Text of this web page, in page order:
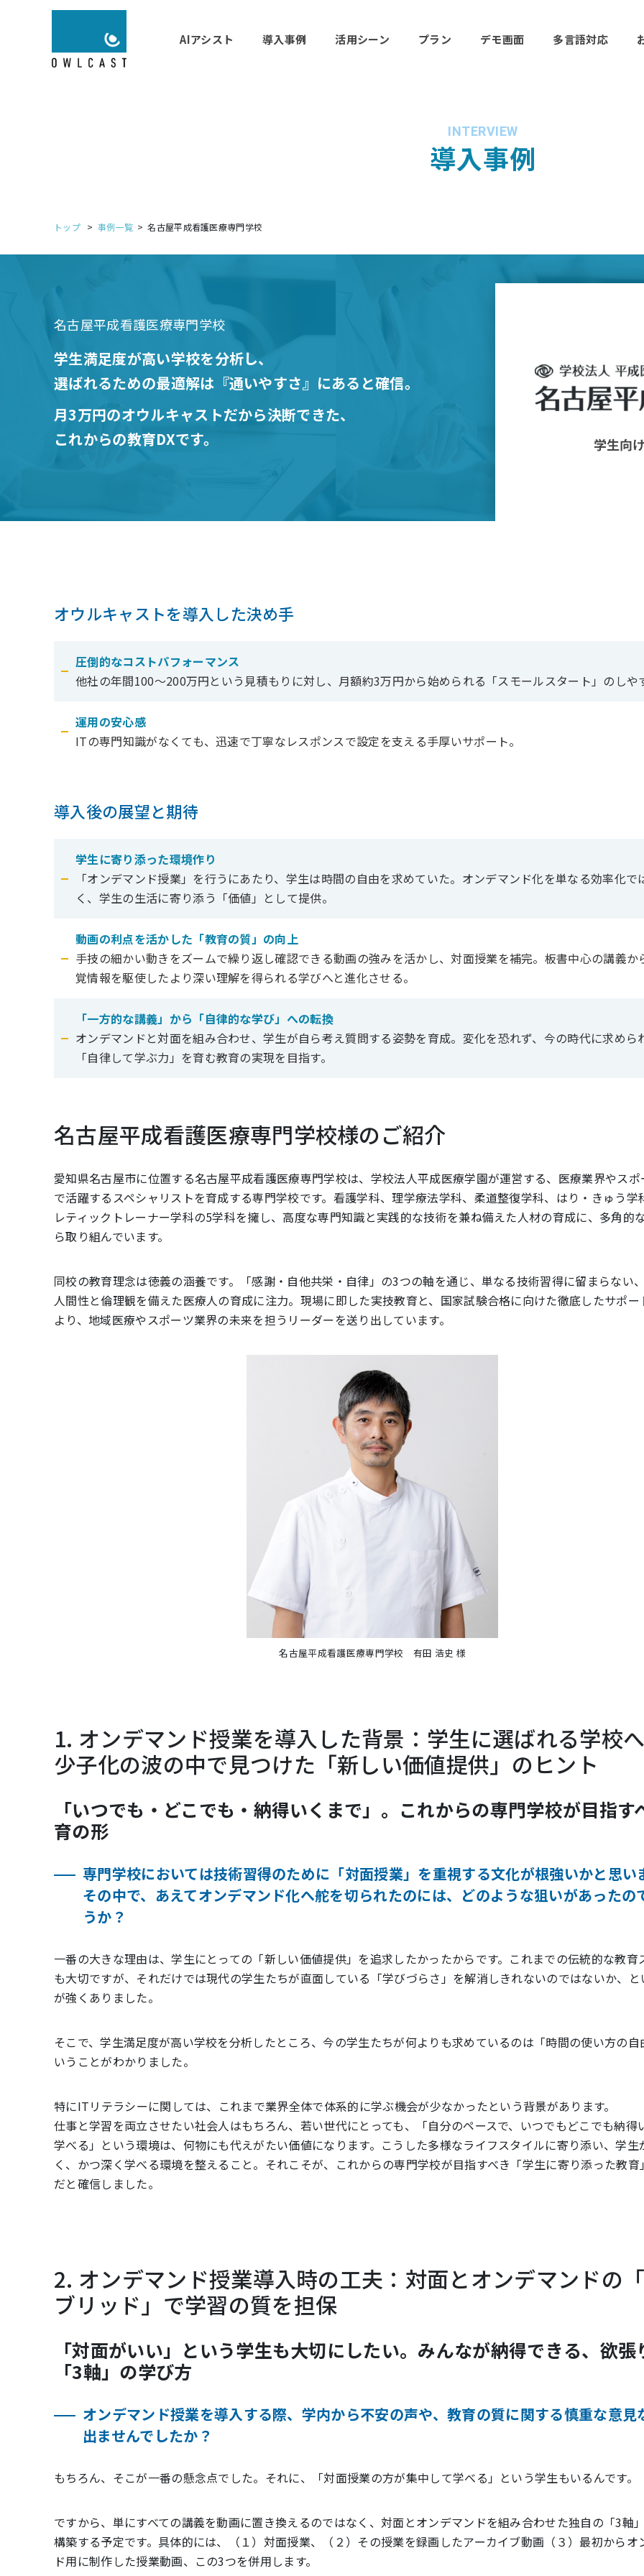
AIアシスト 導入事例 活用シーン プラン デモ画面 多言語対応
導入事例
INTERVIEW
トップ 事例一覧 名古屋平成看護医療専門学校
名古屋平成看護医療専門学校
学生満足度が高い学校を分析し、
選ばれるための最適解は『通いやすさ』にあると確信。
月3万円のオウルキャストだから決断できた、
これからの教育DXです。
オウルキャストを導入した決め手
圧倒的なコストパフォーマンス
他社の年間100〜200万円という見積もりに対し、月額約3万円から始められる「スモールスタート」のしや
運用の安心感
ITの専門知識がなくても、迅速で丁寧なレスポンスで設定を支える手厚いサポート。
導入後の展望と期待
学生に寄り添った環境作り
「オンデマンド授業」を行うにあたり、学生は時間の自由を求めていた。オンデマンド化を単なる効率化で
く、学生の生活に寄り添う「価値」として提供。
動画の利点を活かした「教育の質」の向上
手技の細かい動きをズームで繰り返し確認できる動画の強みを活かし、対面授業を補完。板書中心の講義か
覚情報を駆使したより深い理解を得られる学びへと進化させる。
「一方的な講義」から「自律的な学び」への転換
オンデマンドと対面を組み合わせ、学生が自ら考え質問する姿勢を育成。変化を恐れず、今の時代に求めら
「自律して学ぶ力」を育む教育の実現を目指す。
名古屋平成看護医療専門学校様のご紹介
愛知県名古屋市に位置する名古屋平成看護医療専門学校は、学校法人平成医療学園が運営する、医療業界やス
で活躍するスペシャリストを育成する専門学校です。看護学科、理学療法学科、柔道整復学科、はり・きゅう学
レティックトレーナー学科の5学科を擁し、高度な専門知識と実践的な技術を兼ね備えた人材の育成に、多角的
ら取り組んでいます。
同校の教育理念は徳義の涵養です。「感謝・自他共栄・自律」の3つの軸を通じ、単なる技術習得に留まらない
人間性と倫理観を備えた医療人の育成に注力。現場に即した実技教育と、国家試験合格に向けた徹底したサポー
より、地域医療やスポーツ業界の未来を担うリーダーを送り出しています。
名古屋平成看護医療専門学校 有田 浩史 様
1. オンデマンド授業を導入した背景：学生に選ばれる学校
少子化の波の中で見つけた「新しい価値提供」のヒント
「いつでも・どこでも・納得いくまで」。これからの専門学校が目指す
育の形
専門学校においては技術習得のために「対面授業」を重視する文化が根強いかと思い
その中で、あえてオンデマンド化へ舵を切られたのには、どのような狙いがあったの
うか？
一番の大きな理由は、学生にとっての「新しい価値提供」を追求したかったからです。これまでの伝統的な教育
も大切ですが、それだけでは現代の学生たちが直面している「学びづらさ」を解消しきれないのではないか、
が強くありました。
そこで、学生満足度が高い学校を分析したところ、今の学生たちが何よりも求めているのは「時間の使い方の自
いうことがわかりました。
特にITリテラシーに関しては、これまで業界全体で体系的に学ぶ機会が少なかったという背景があります。
仕事と学習を両立させたい社会人はもちろん、若い世代にとっても、「自分のペースで、いつでもどこでも納得
学べる」という環境は、何物にも代えがたい価値になります。こうした多様なライフスタイルに寄り添い、学生
く、かつ深く学べる環境を整えること。それこそが、これからの専門学校が目指すべき「学生に寄り添った教育
だと確信しました。
2. オンデマンド授業導入時の工夫：対面とオンデマンドの
ブリッド」で学習の質を担保
「対面がいい」という学生も大切にしたい。みんなが納得できる、欲張
「3軸」の学び方
オンデマンド授業を導入する際、学内から不安の声や、教育の質に関する慎重な意見
出ませんでしたか？
もちろん、そこが一番の懸念点でした。それに、「対面授業の方が集中して学べる」という学生もいるんです。
ですから、単にすべての講義を動画に置き換えるのではなく、対面とオンデマンドを組み合わせた独自の「3軸
構築する予定です。具体的には、（１）対面授業、（２）その授業を録画したアーカイブ動画（３）最初からオ
ド用に制作した授業動画、この3つを併用します。